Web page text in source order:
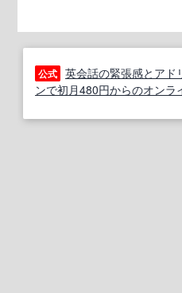
公式 英会話の緊張感とアド
ンで初月480円からのオンラ